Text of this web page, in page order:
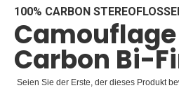
Bildgalerie
springen
100% CARBON
Camouflage
Carbon Bi-
Seien Sie der Erste, der dieses Produkt